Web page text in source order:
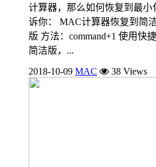
计算器，那么如何恢复到最
诉你： MAC计算器恢复到简
版 方法：command+1 使用快
简洁版，...
2018-10-09 MAC 38 Views